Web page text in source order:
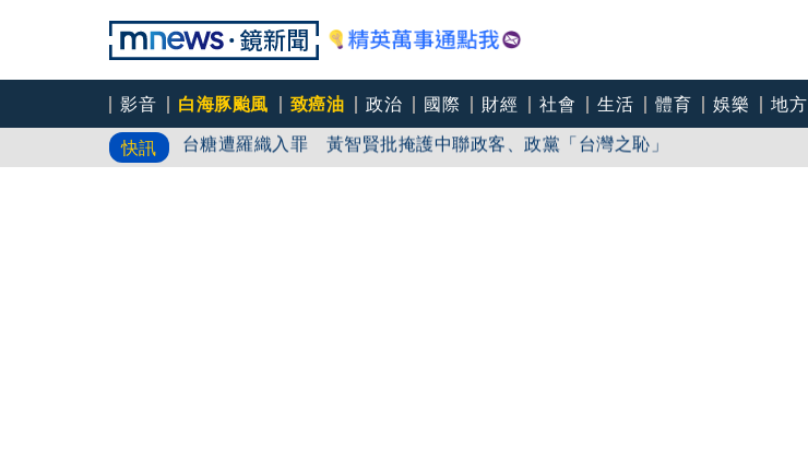
影音 白海豚颱風 致癌油 政治 國際 財經 社會 生活 體育 娛樂 地方
快訊
台糖遭羅織入罪 黃智賢批掩護中聯政客、政黨「台灣之恥」
忠孝新生月台竟有「黃金地雷」！乘客誤踩好崩潰 北捷回應了